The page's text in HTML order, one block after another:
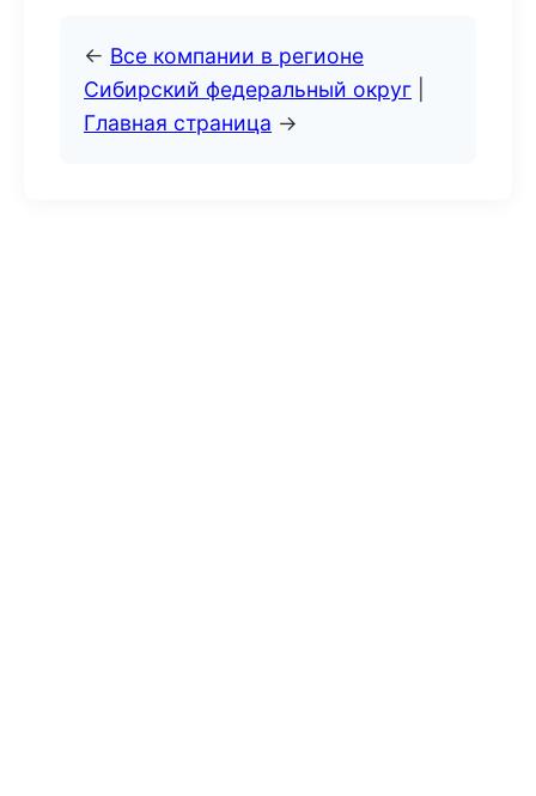
← Все компании в регионе
Сибирский федеральный округ
Главная страница →